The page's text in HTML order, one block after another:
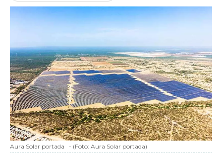
Aura Solar portada - (Foto: Aura Solar portada)